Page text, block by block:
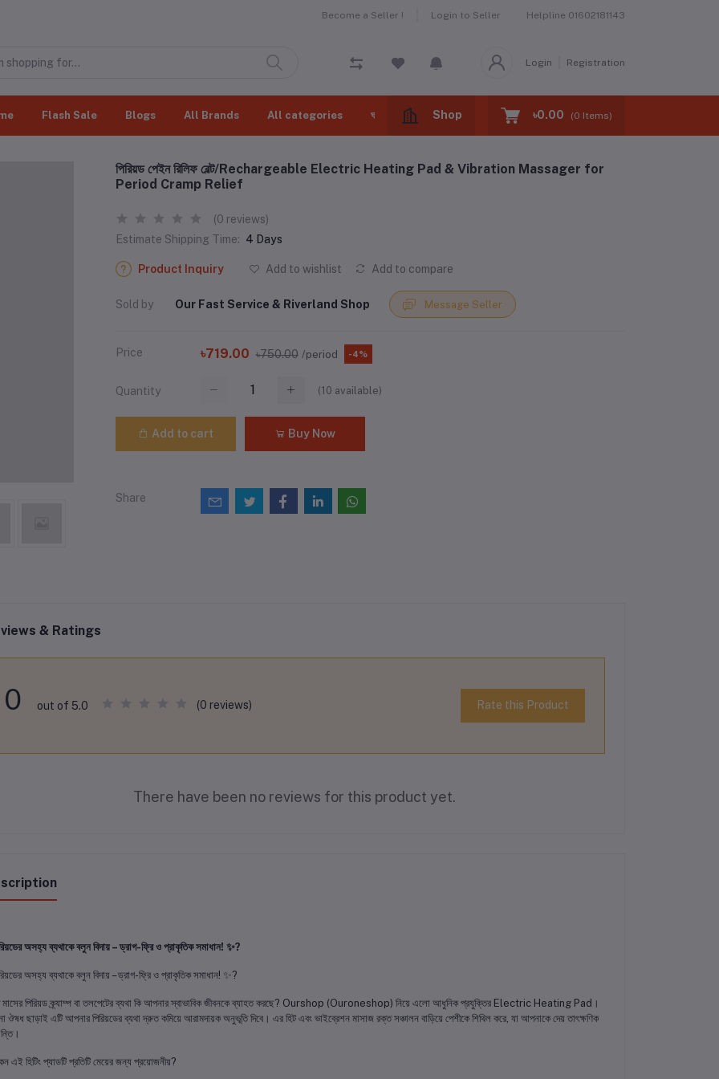
Become a Seller ! Login to Seller Helpline 01602181143
Login Registration
Flash Sale Blogs All Brands All categories ঘরের বাজার -home market ঝটপট খাবার -fast foods
Shop ৳0.00 (0 Items)
পিরিয়ড পেইন রিলিফ বেল্ট/Rechargeable Electric Heating Pad & Vibration Massager for
Period Cramp Relief
(0 reviews)
Estimate Shipping Time: 4 Days
Product Inquiry Add to wishlist Add to compare
Sold by Our Fast Service & Riverland Shop Message Seller
Price ৳719.00 ৳750.00 /period -4%
Quantity (10 available)
Add to cart Buy Now
Share
& Ratings
0 out of 5.0 (0 reviews) Rate this Product
There have been no reviews for this product yet.
অসহ্য ব্যথাকে বলুন বিদায় – ড্রাগ-ফ্রি ও প্রাকৃতিক সমাধান! ✨?
অসহ্য ব্যথাকে বলুন বিদায় – ড্রাগ-ফ্রি ও প্রাকৃতিক সমাধান! ✨?
মাসের পিরিয়ড ক্র্যাম্প বা তলপেটের ব্যথা কি আপনার স্বাভাবিক জীবনকে ব্যাহত করছে? Ourshop (Ouroneshop) নিয়ে এলো আধুনিক প্রযুক্তির Electric Heating Pad।
ঔষধ ছাড়াই এটি আপনার পিরিয়ডের ব্যথা দ্রুত কমিয়ে আরামদায়ক অনুভূতি দিবে। এর হিট এবং ভাইব্রেশন মাসাজ রক্ত সঞ্চালন বাড়িয়ে পেশীকে শিথিল করে, যা আপনাকে দেয় তাৎক্ষণিক
এই হিটিং প্যাডটি প্রতিটি মেয়ের জন্য প্রয়োজনীয়?